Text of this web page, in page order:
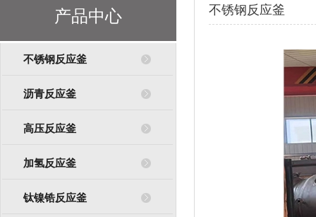
产品中心
不锈钢反应釜
沥青反应釜
高压反应釜
加氢反应釜
钛镍锆反应釜
不锈钢反应釜